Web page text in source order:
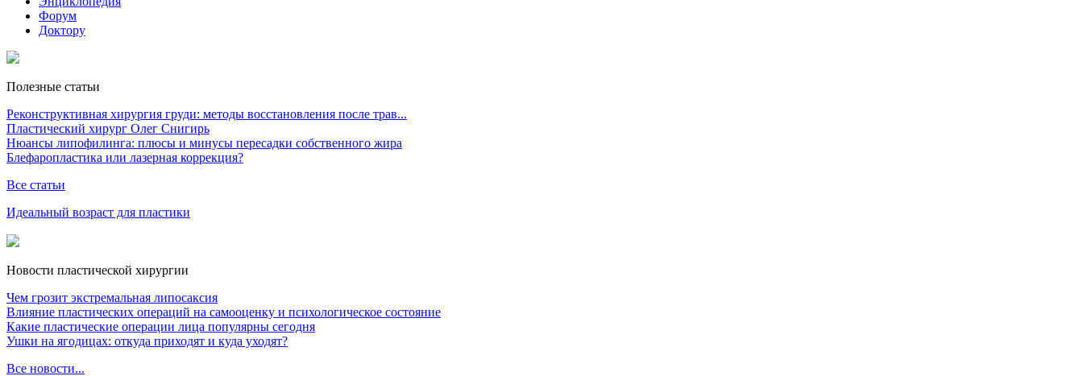
Форум
Доктору
Полезные статьи
Реконструктивная хирургия груди: методы восстановления после трав...
Пластический хирург Олег Снигирь
Нюансы липофилинга: плюсы и минусы пересадки собственного жира
Блефаропластика или лазерная коррекция?
Все статьи
Идеальный возраст для пластики
Новости пластической хирургии
Чем грозит экстремальная липосаксия
Влияние пластических операций на самооценку и психологическое состояние
Какие пластические операции лица популярны сегодня
Ушки на ягодицах: откуда приходят и куда уходят?
Все новости...